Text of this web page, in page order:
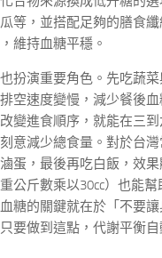
等，並搭配足夠的膳食
維持血糖平穩。
扮演重要角色。先吃蔬
空速度變慢，減少餐後
變進食順序，就能在三
意減少總食量。對於台
蛋，最後再吃白飯，效
公斤數乘以30cc）也能
糖的關鍵就在於「不要
要做到這點，代謝平衡